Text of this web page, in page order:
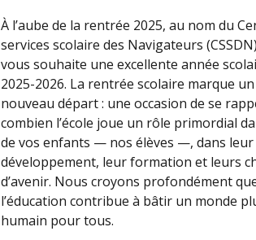
À l’aube de la rentrée 2025, au nom du
services scolaire des Navigateurs
vous souhaite une excellente année
2025-2026. La rentrée scolaire marque un
nouveau départ : une occasion de se
combien l’école joue un rôle primordial
de vos enfants — nos élèves —, dans leur
développement, leur formation et leurs
d’avenir. Nous croyons profondément
l’éducation contribue à bâtir un monde
humain pour tous.